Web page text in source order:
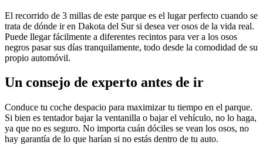
El recorrido de 3 millas de este parque es el lugar perfecto cuando se
trata de dónde ir en Dakota del Sur si desea ver osos de la vida real.
Puede llegar fácilmente a diferentes recintos para ver a los osos
negros pasar sus días tranquilamente, todo desde la comodidad de su
propio automóvil.
Un consejo de experto antes de ir
Conduce tu coche despacio para maximizar tu tiempo en el parque.
Si bien es tentador bajar la ventanilla o bajar el vehículo, no lo haga,
ya que no es seguro. No importa cuán dóciles se vean los osos, no
hay garantía de lo que harían si no estás dentro de tu auto.